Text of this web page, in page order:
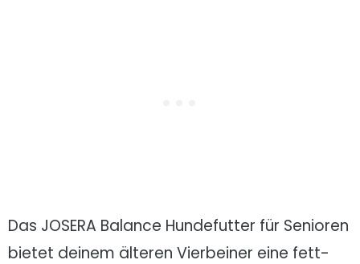
Das JOSERA Balance Hundefutter für Senioren
bietet deinem älteren Vierbeiner eine fett-